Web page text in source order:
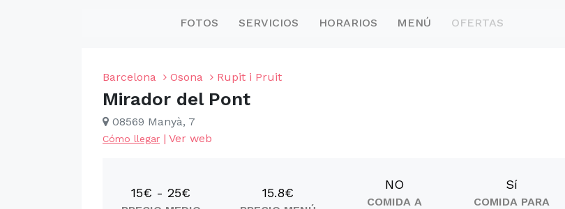
FOTOS SERVICIOS HORARIOS MENÚ OFERTAS
Barcelona Osona Rupit i Pruit
Mirador del Pont
08569 Manyà, 7
Cómo llegar | Ver web
15€ - 25€ 15.8€
NO
COMIDA A
Sí
COMIDA PARA